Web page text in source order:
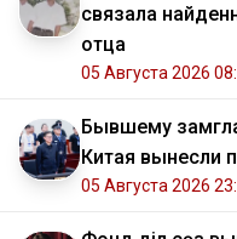
связала
отца
05 Августа 2026
Бывшему
Китая вынесли
05 Августа 2026